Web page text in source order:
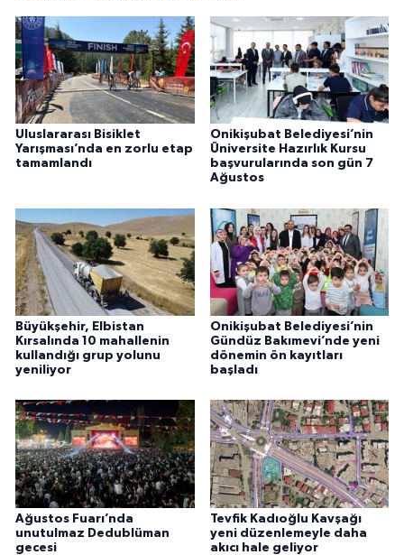
Uluslararası Bisiklet
Yarışması’nda en zorlu etap
tamamlandı
Onikişubat Belediyesi’nin
Üniversite Hazırlık Kursu
başvurularında son gün 7
Ağustos
Büyükşehir, Elbistan
Kırsalında 10 mahallenin
kullandığı grup yolunu
yeniliyor
Onikişubat Belediyesi’nin
Gündüz Bakımevi’nde yeni
dönemin ön kayıtları
başladı
Ağustos Fuarı’nda
unutulmaz Dedublüman
gecesi
Tevfik Kadıoğlu Kavşağı
yeni düzenlemeyle daha
akıcı hale geliyor